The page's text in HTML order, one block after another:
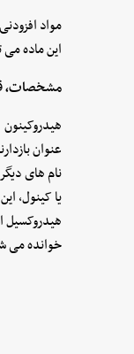
مواد
این ماده
مشخصات،
یا کینول،
هیدروکسیل
خوانده می